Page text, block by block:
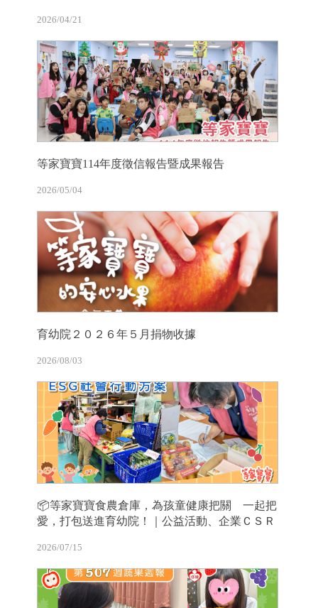
2026/04/21
等家寶寶114年度徵信報告暨成果報告
2026/05/04
育幼院２０２６年５月捐物收據
2026/08/03
📦等家寶寶食農倉庫，為孩童健康把關 一起把
愛，打包送進育幼院！｜公益活動、企業ＣＳＲ
2026/07/15